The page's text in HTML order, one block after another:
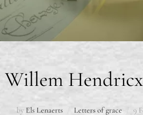
Willem Hendricx
by Els Lenaerts Letters of grace 9